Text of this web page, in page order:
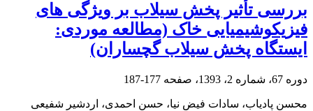
بررسی تأثیر پخش سیلاب بر ویژگی‏ های
فیزیکوشیمیایی خاک (مطالعه موردی:
ایستگاه پخش سیلاب گچساران)
دوره 67، شماره 2، 1393، صفحه 177-187
محسن پادیاب، سادات فیض نیا، حسن احمدی، اردشیر شفیعی